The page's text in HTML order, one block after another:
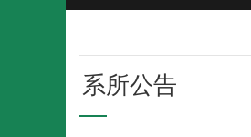
系所公告